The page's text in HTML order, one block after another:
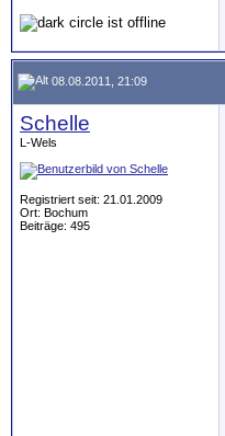
08.08.2011, 21:09
Schelle
L-Wels
Registriert seit: 21.01.2009
Ort: Bochum
Beiträge: 495